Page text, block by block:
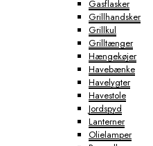
Gasflasker
Grillhandsker
Grillkul
Grilltænger
Hængekøjer
Havebænke
Havelygter
Havestole
Jordspyd
Lanterner
Olielamper